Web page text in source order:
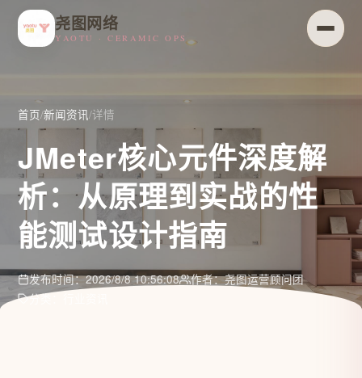
尧图网络
YAOTU · CERAMIC OPS
首页/新闻资讯/详情
JMeter核心元件深度解
析：从原理到实战的性
能测试设计指南
发布时间：2026/8/8 10:56:08
作者：尧图运营顾问团
分类：行业资讯